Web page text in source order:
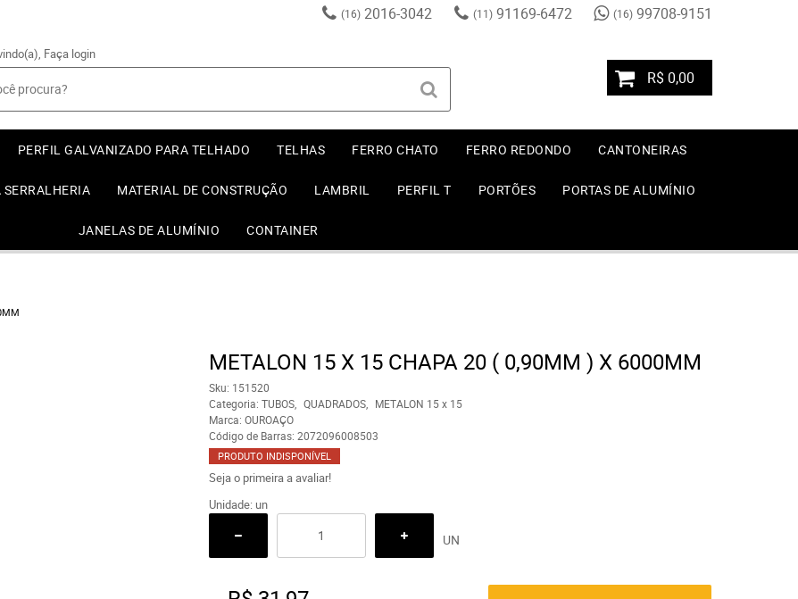
(16)2016-3042 (11)91169-6472 (16)99708-9151
Faça login
R$ 0,00
PERFIL GALVANIZADO PARA TELHADO TELHAS FERRO CHATO FERRO REDONDO CANTONEIRAS
SERRALHERIA MATERIAL DE CONSTRUÇÃO LAMBRIL PERFIL T PORTÕES PORTAS DE ALUMÍNIO
JANELAS DE ALUMÍNIO CONTAINER
METALON 15 X 15 CHAPA 20 ( 0,90MM ) X 6000MM
Sku: 151520
Categoria: TUBOS QUADRADOS
METALON 15 x 15
Marca: OUROAÇO
Código de Barras: 2072096008503
PRODUTO INDISPONÍVEL
Seja o primeira a avaliar!
Unidade: un
UN